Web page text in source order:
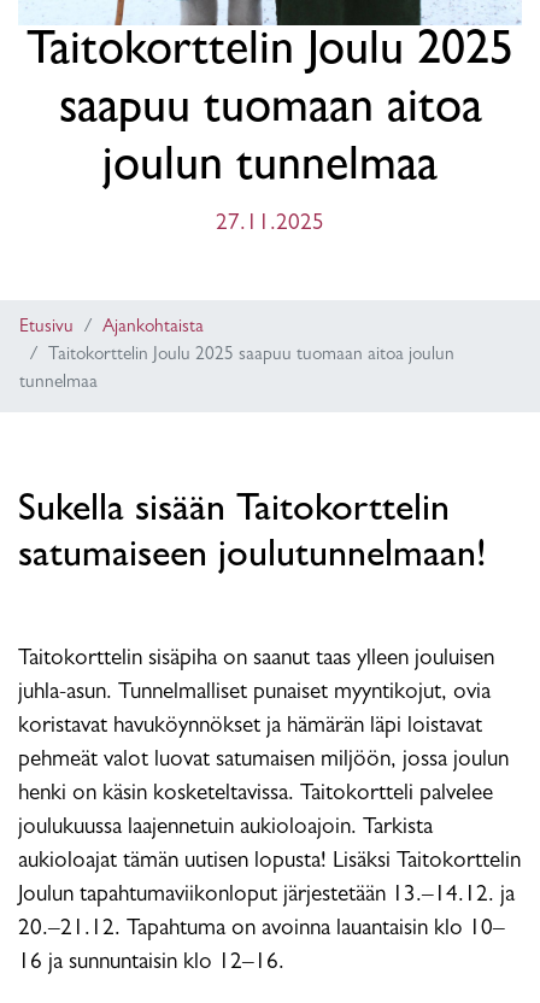
Taitokorttelin Joulu 2025
saapuu tuomaan aitoa
joulun tunnelmaa
27.11.2025
Etusivu
Ajankohtaista
Taitokorttelin Joulu 2025 saapuu tuomaan aitoa joulun
tunnelmaa
Sukella sisään Taitokorttelin
satumaiseen joulutunnelmaan!
Taitokorttelin sisäpiha on saanut taas ylleen jouluisen
juhla-asun. Tunnelmalliset punaiset myyntikojut, ovia
koristavat havuköynnökset ja hämärän läpi loistavat
pehmeät valot luovat satumaisen miljöön, jossa joulun
henki on käsin kosketeltavissa. Taitokortteli palvelee
joulukuussa laajennetuin aukioloajoin. Tarkista
aukioloajat tämän uutisen lopusta! Lisäksi Taitokorttelin
Joulun tapahtumaviikonloput järjestetään 13.–14.12. ja
20.–21.12. Tapahtuma on avoinna lauantaisin klo 10–
16 ja sunnuntaisin klo 12–16.